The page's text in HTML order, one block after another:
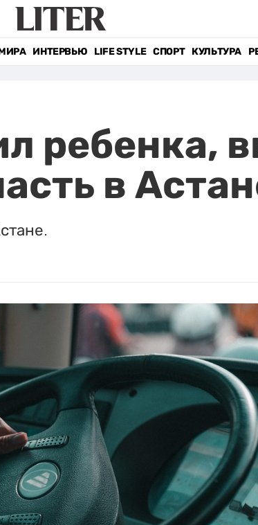
ИНТЕРВЬЮ LIFE STYLE СПОРТ КУЛЬТУРА
ребенка,
в